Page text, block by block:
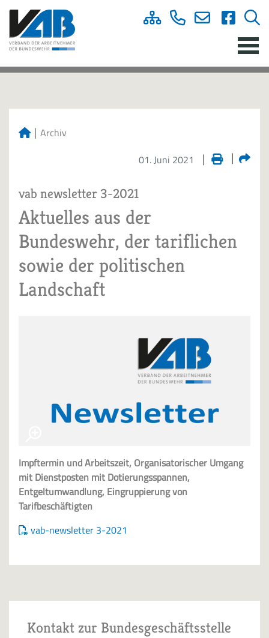
Archiv
01. Juni 2021
vab newsletter 3-2021
Aktuelles aus der
Bundeswehr, der tariflichen
sowie der politischen
Landschaft
Impftermin und Arbeitszeit, Organisatorischer Umgang
mit Dienstposten mit Dotierungsspannen,
Entgeltumwandlung, Eingruppierung von
Tarifbeschäftigten
vab-newsletter 3-2021
Kontakt zur Bundesgeschäftsstelle